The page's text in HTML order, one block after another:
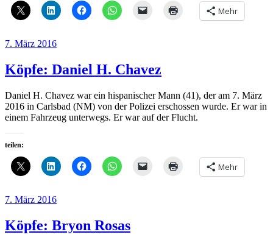
Mehr
Veröffentlicht
7. März 2016
Köpfe: Daniel H. Chavez
Daniel H. Chavez war ein hispanischer Mann (41), der am 7. März
2016 in Carlsbad (NM) von der Polizei erschossen wurde. Er war in
einem Fahrzeug unterwegs. Er war auf der Flucht.
teilen:
Mehr
Veröffentlicht
7. März 2016
Köpfe: Bryon Rosas